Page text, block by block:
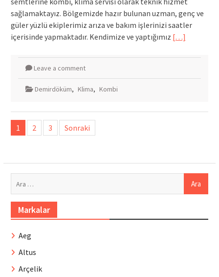
sağlamaktayız. Bölgemizde hazır bulunan uzman, genç ve
güler yüzlü ekiplerimiz arıza ve bakım işlerinizi saatler
içerisinde yapmaktadır. Kendimize ve yaptığımız […]
Leave a comment
Demirdöküm, Klima, Kombi
Yazı
sayfalandırması
1 2 3 Sonraki
Markalar
Aeg
Altus
Arçelik